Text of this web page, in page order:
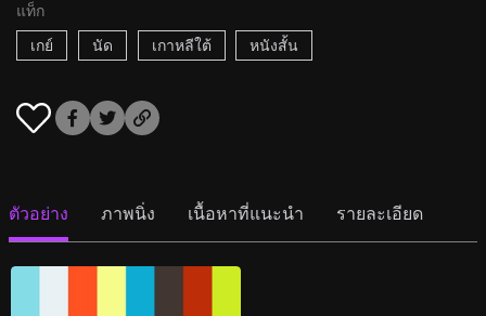
แท็ก
เกย์
นัด เกาหลีใต้ หนังสั้น
ตัวอย่าง ภาพนิ่ง เนื้อหาที่แนะนำ รายละเอียด